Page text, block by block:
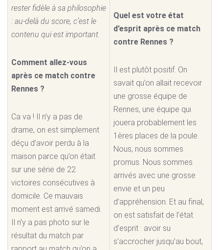
rester fidèle à sa philosophie
: au-delà du score, c’est le
contenu qui est important.
Comment allez-vous
après ce match contre
Rennes ?
Ca va ! Il n’y a pas de
drame, on est simplement
déçu d’avoir perdu à la
maison parce qu’on était
sur une série de 22
victoires consécutives à
domicile. Ce mauvais
moment est arrivé samedi.
Il n’y a pas photo sur le
résultat du match par
Quel est votre état
d’esprit après ce match
contre Rennes ?
Il est plutôt positif. On
savait qu’on allait recevoir
une grosse équipe de
Rennes, une équipe qui
jouera probablement les
1ères places de la poule.
Nous, nous sommes
promus. Nous sommes
arrivés avec une grosse
envie et un peu
d’appréhension. Et au final,
on est satisfait de l’état
d’esprit : avoir su
s’accrocher jusqu’au bout,